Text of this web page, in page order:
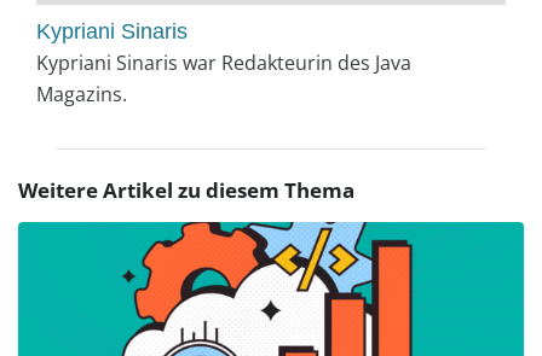
Kypriani Sinaris
Kypriani Sinaris war Redakteurin des Java
Magazins.
Weitere Artikel zu diesem Thema